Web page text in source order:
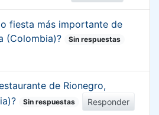
fiesta más importante de
(Colombia)?
Sin respuestas
de Rionegro,
Sin respuestas Responder